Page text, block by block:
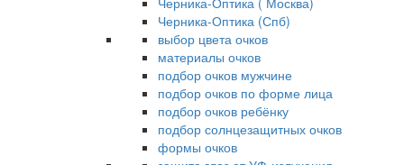
Черника-Оптика (Спб)
выбор цвета очков
материалы очков
подбор очков мужчине
подбор очков по форме лица
подбор очков ребёнку
подбор солнцезащитных очков
формы очков